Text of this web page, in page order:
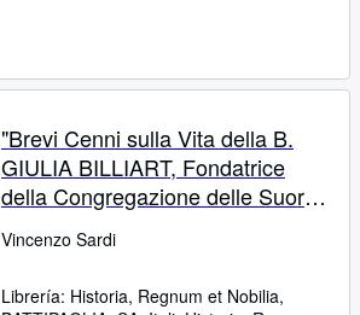
"Brevi Cenni sulla Vita della B.
GIULIA BILLIART, Fondatrice
della Congregazione delle Suore
Vincenzo Sardi
Librería: Historia, Regnum et Nobilia,